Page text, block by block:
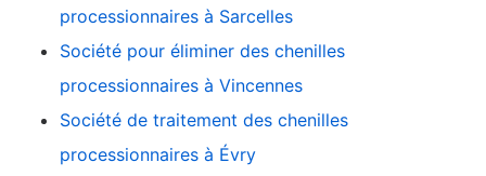
processionnaires à Sarcelles
Société pour éliminer des chenilles
processionnaires à Vincennes
Société de traitement des chenilles
processionnaires à Évry